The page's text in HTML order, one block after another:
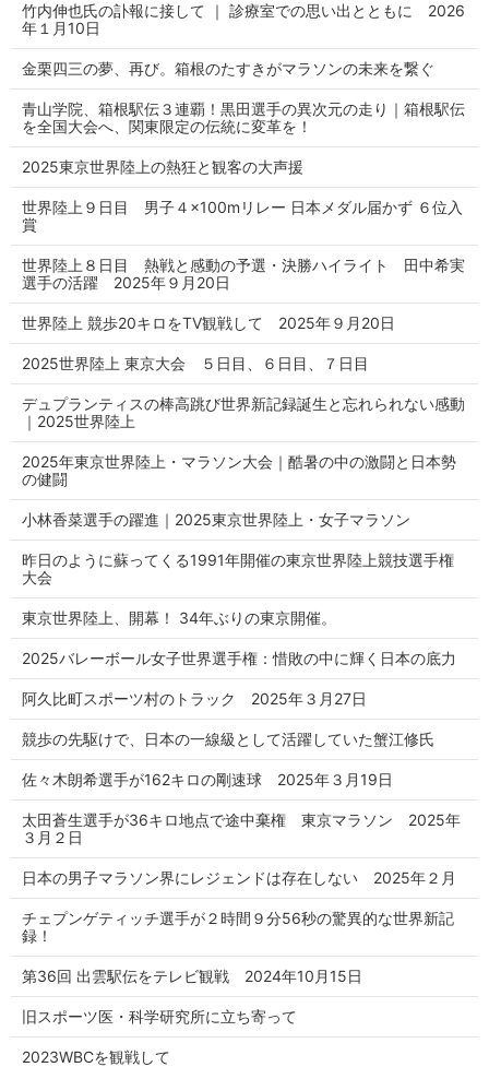
竹内伸也氏の訃報に接して ｜ 診療室での思い出とともに 2026
年１月10日
金栗四三の夢、再び。箱根のたすきがマラソンの未来を繋ぐ
青山学院、箱根駅伝３連覇！黒田選手の異次元の走り｜箱根駅伝
を全国大会へ、関東限定の伝統に変革を！
2025東京世界陸上の熱狂と観客の大声援
世界陸上９日目 男子４×100mリレー 日本メダル届かず ６位入
賞
世界陸上８日目 熱戦と感動の予選・決勝ハイライト 田中希実
選手の活躍 2025年９月20日
世界陸上 競歩20キロをTV観戦して 2025年９月20日
2025世界陸上 東京大会 ５日目、６日目、７日目
デュプランティスの棒高跳び世界新記録誕生と忘れられない感動
｜2025世界陸上
2025年東京世界陸上・マラソン大会｜酷暑の中の激闘と日本勢
の健闘
小林香菜選手の躍進｜2025東京世界陸上・女子マラソン
昨日のように蘇ってくる1991年開催の東京世界陸上競技選手権
大会
東京世界陸上、開幕！ 34年ぶりの東京開催。
2025バレーボール女子世界選手権：惜敗の中に輝く日本の底力
阿久比町スポーツ村のトラック 2025年３月27日
競歩の先駆けで、日本の一線級として活躍していた蟹江修氏
佐々木朗希選手が162キロの剛速球 2025年３月19日
太田蒼生選手が36キロ地点で途中棄権 東京マラソン 2025年
３月２日
日本の男子マラソン界にレジェンドは存在しない 2025年２月
チェプンゲティッチ選手が２時間９分56秒の驚異的な世界新記
録！
第36回 出雲駅伝をテレビ観戦 2024年10月15日
旧スポーツ医・科学研究所に立ち寄って
2023WBCを観戦して